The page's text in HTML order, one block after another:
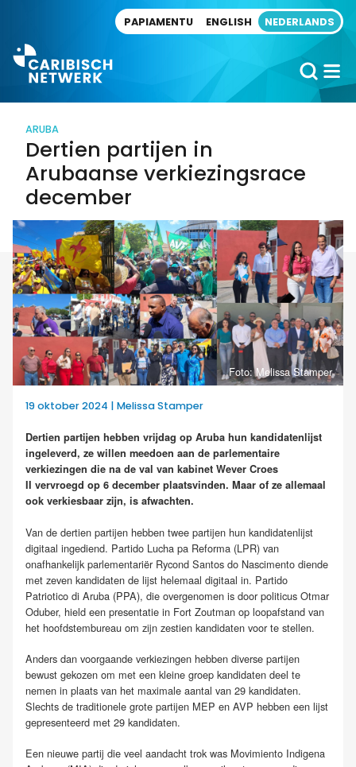
PAPIAMENTU ENGLISH NEDERLANDS
ARUBA
Dertien partijen in
Arubaanse verkiezingsrace
december
Foto: Melissa Stamper
19 oktober 2024 | Melissa Stamper
Dertien partijen hebben vrijdag op Aruba hun kandidatenlijst
ingeleverd, ze willen meedoen aan de parlementaire
verkiezingen die na de val van kabinet Wever Croes
II vervroegd op 6 december plaatsvinden. Maar of ze allemaal
ook verkiesbaar zijn, is afwachten.
Van de dertien partijen hebben twee partijen hun kandidatenlijst
digitaal ingediend. Partido Lucha pa Reforma (LPR) van
onafhankelijk parlementariër Rycond Santos do Nascimento diende
met zeven kandidaten de lijst helemaal digitaal in. Partido
Patriotico di Aruba (PPA), die overgenomen is door politicus Otmar
Oduber, hield een presentatie in Fort Zoutman op loopafstand van
het hoofdstembureau om zijn zestien kandidaten voor te stellen.
Anders dan voorgaande verkiezingen hebben diverse partijen
bewust gekozen om met een kleine groep kandidaten deel te
nemen in plaats van het maximale aantal van 29 kandidaten.
Slechts de traditionele grote partijen MEP en AVP hebben een lijst
gepresenteerd met 29 kandidaten.
Een nieuwe partij die veel aandacht trok was Movimiento Indigena